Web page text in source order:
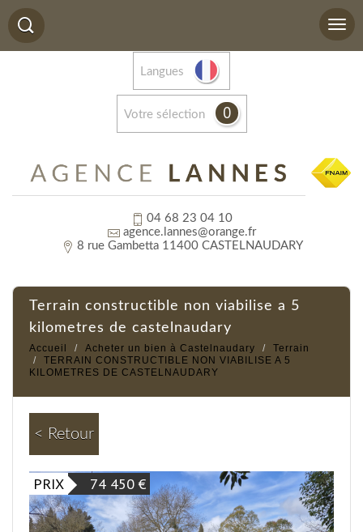
Langues
votre sélection 0
04 68 23 04 10
agence.lannes@orange.fr
8 rue Gambetta 11400 CASTELNAUDARY
terrain constructible non viabilise a 5
kilometres de castelnaudary
Accueil Acheter un bien à Castelnaudary
Terrain
TERRAIN CONSTRUCTIBLE NON VIABILISE A 5
KILOMETRES DE CASTELNAUDARY
< Retour
PRIX 74 450 €